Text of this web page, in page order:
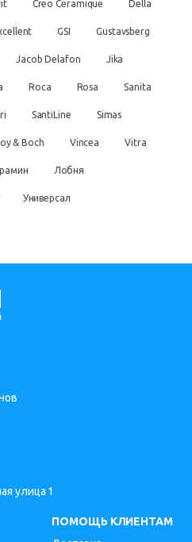
Creo Ceramique Della
GSI Gustavsberg
Jacob Delafon Jika
Roca Rosa Sanita
SantiLine Simas
& Boch Vincea Vitra
Лобня
Универсал
улица 1
ПОМОЩЬ КЛИЕНТАМ